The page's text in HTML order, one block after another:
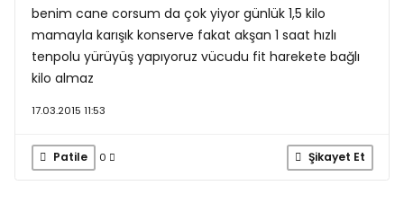
benim cane corsum da çok yiyor günlük 1,5 kilo
mamayla karışık konserve fakat akşan 1 saat hızlı
tenpolu yürüyüş yapıyoruz vücudu fit harekete bağlı
kilo almaz
17.03.2015 11:53
Patile 0 Şikayet Et